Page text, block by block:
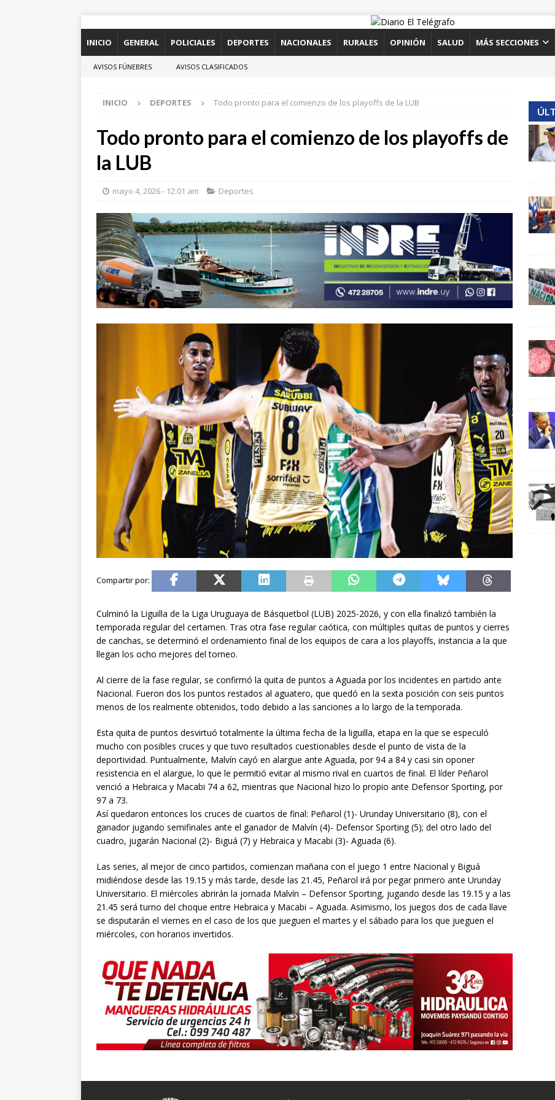
INICIO GENERAL POLICIALES DEPORTES NACIONALES RURALES OPINIÓN SALUD MÁS SECCIONES
AVISOS FÚNEBRES AVISOS CLASIFICADOS
INICIO DEPORTES Todo pronto para el comienzo de los playoffs de la LUB
Todo pronto para el comienzo de los playoffs de
la LUB
mayo 4, 2026 - 12:01 am Deportes
Culminó la Liguilla de la Liga Uruguaya de Básquetbol (LUB) 2025-2026, y con ella finalizó también la
temporada regular del certamen. Tras otra fase regular caótica, con múltiples quitas de puntos y cierres
de canchas, se determinó el ordenamiento final de los equipos de cara a los playoffs, instancia a la que
llegan los ocho mejores del torneo.
Al cierre de la fase regular, se confirmó la quita de puntos a Aguada por los incidentes en partido ante
Nacional. Fueron dos los puntos restados al aguatero, que quedó en la sexta posición con seis puntos
menos de los realmente obtenidos, todo debido a las sanciones a lo largo de la temporada.
Esta quita de puntos desvirtuó totalmente la última fecha de la liguilla, etapa en la que se especuló
mucho con posibles cruces y que tuvo resultados cuestionables desde el punto de vista de la
deportividad. Puntualmente, Malvín cayó en alargue ante Aguada, por 94 a 84 y casi sin oponer
resistencia en el alargue, lo que le permitió evitar al mismo rival en cuartos de final. El líder Peñarol
venció a Hebraica y Macabi 74 a 62, mientras que Nacional hizo lo propio ante Defensor Sporting, por
97 a 73.
Así quedaron entonces los cruces de cuartos de final: Peñarol (1)- Urunday Universitario (8), con el
ganador jugando semifinales ante el ganador de Malvín (4)- Defensor Sporting (5); del otro lado del
cuadro, jugarán Nacional (2)- Biguá (7) y Hebraica y Macabi (3)- Aguada (6).
Las series, al mejor de cinco partidos, comienzan mañana con el juego 1 entre Nacional y Biguá
midiéndose desde las 19.15 y más tarde, desde las 21.45, Peñarol irá por pegar primero ante Urunday
Universitario. El miércoles abrirán la jornada Malvín – Defensor Sporting, jugando desde las 19.15 y a las
21.45 será turno del choque entre Hebraica y Macabi – Aguada. Asimismo, los juegos dos de cada llave
se disputarán el viernes en el caso de los que jueguen el martes y el sábado para los que jueguen el
miércoles, con horarios invertidos.